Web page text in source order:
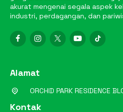
akurat mengenai segala aspek
industri, perdagangan, dan
Alamat
ORCHID PARK RESIDENCE
Kontak